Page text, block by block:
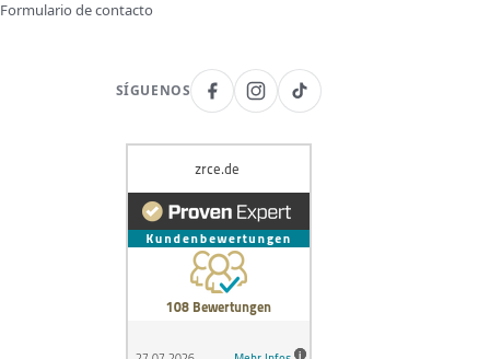
Formulario de contacto
SÍGUENOS